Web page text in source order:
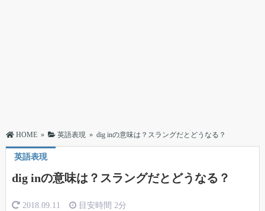
HOME » 英語表現 » dig inの意味は？スラングだとどうなる？
英語表現
dig inの意味は？スラングだとどうなる？
2018.09.11 目安時間 2分